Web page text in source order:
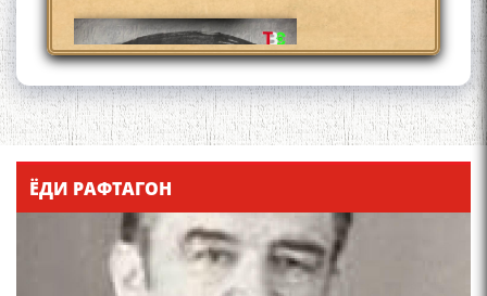
Қадамҷо - Лоҳутӣ
ЁДИ РАФТАГОН